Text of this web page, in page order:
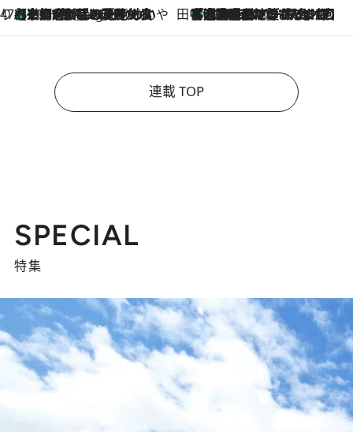
47都道府県の手みやげ ひんやりスイーツで夏を満喫
10 Hours Ago
【京都府】この夏絶対食べたい 冷やしておいしいおやつ3選 ひと口目から心を掴む新緑のテリーヌ 田中稲の勝手に再ブーム
2026.8.7
「湘南乃風に憧れて」観客大盛上がりの“タオル回し”に、ラッパー顔負けの高速歌唱まで…さだまさし（74）のアグレッシブすぎる現在地
連載 TOP
SPECIAL
特集